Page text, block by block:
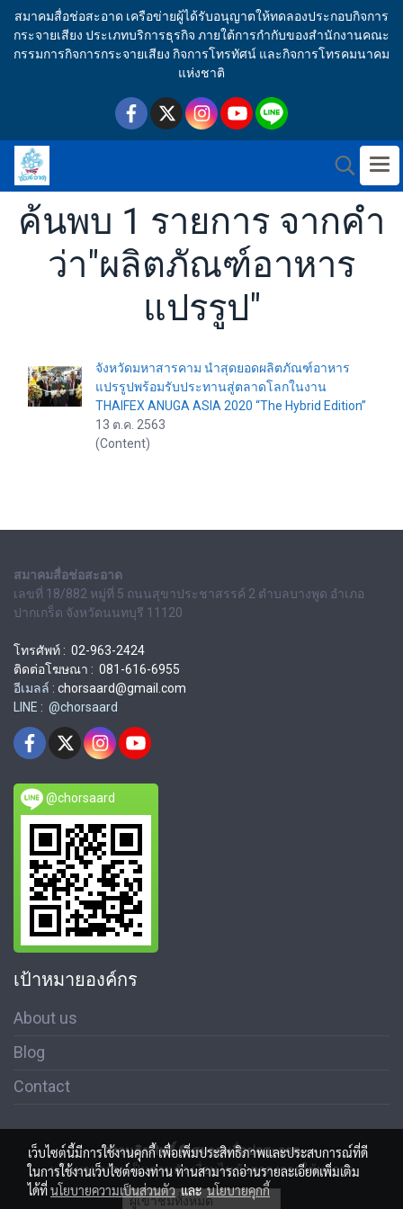
สมาคมสื่อช่อสะอาด เครือข่ายผู้ได้รับอนุญาตให้ทดลองประกอบกิจการ
กระจายเสียง ประเภทบริการธุรกิจ ภายใต้การกำกับของสำนักงานคณะ
กรรมการกิจการกระจายเสียง กิจการโทรทัศน์ และกิจการโทรคมนาคม
แห่งชาติ
ค้นพบ 1 รายการ จากคำ
ว่า"ผลิตภัณฑ์อาหาร
แปรรูป"
จังหวัดมหาสารคาม นำสุดยอดผลิตภัณฑ์อาหาร
แปรรูปพร้อมรับประทานสู่ตลาดโลกในงาน
THAIFEX ANUGA ASIA 2020 “The Hybrid Edition”
13 ต.ค. 2563
(Content)
สมาคมสื่อช่อสะอาด
เลขที่ 18/882 หมู่ที่ 5 ถนนสุขาประชาสรรค์ 2 ตำบลบางพูด อำเภอ
ปากเกร็ด จังหวัดนนทบุรี 11120
โทรศัพท์ : 02-963-2424
ติดต่อโฆษณา : 081-616-6955
อีเมลล์ : chorsaard@gmail.com
LINE : @chorsaard
@chorsaard
เป้าหมายองค์กร
About us
Blog
Contact
สงวนลิขสิทธิ์ © สมาคมสื่อช่อสะอาด
นโนบายความเป็นส่วนตัว เงื่อนไขข้อตกลงการใช้บริการ
ผู้เข้าชมทั้งหมด
เว็บไซต์นี้มีการใช้งานคุกกี้ เพื่อเพิ่มประสิทธิภาพและประสบการณ์ที่ดี
ในการใช้งานเว็บไซต์ของท่าน ท่านสามารถอ่านรายละเอียดเพิ่มเติม
ได้ที่นโยบายความเป็นส่วนตัวและนโยบายคุกกี้